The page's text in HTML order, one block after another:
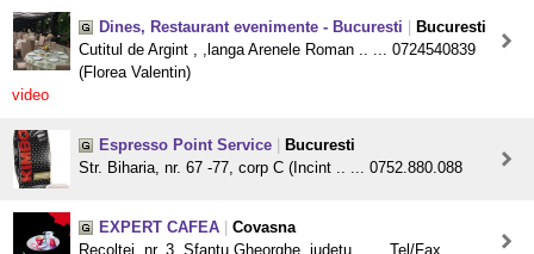
Dines, Restaurant evenimente - Bucuresti
Bucuresti
Cutitul de Argint , ,langa Arenele Roman .. ... 0724540839
(Florea Valentin)
video
Espresso Point Service
Bucuresti
Str. Biharia, nr. 67 -77, corp C (Incint .. ... 0752.880.088
EXPERT CAFEA
Covasna
Recoltei, nr. 3, Sfantu Gheorghe, judetu .. ... Tel/Fax